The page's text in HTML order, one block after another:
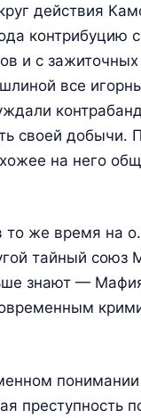
действия
контрибуцию
и с
все
своей добычи.
на него
то же время на
тайный союз
знают —
понимании
преступность